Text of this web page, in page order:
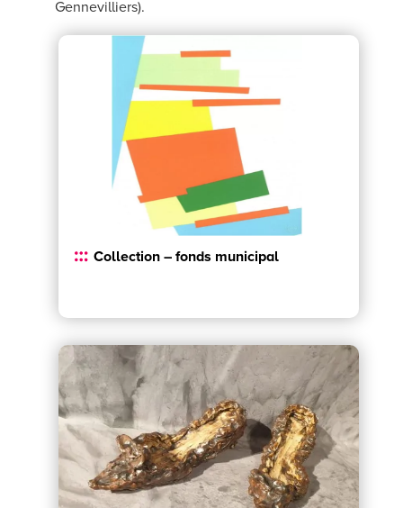
Gennevilliers).
Collection – fonds municipal